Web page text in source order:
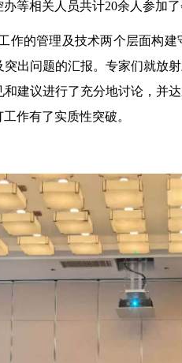
等相关人员共计20余人参加
作的管理及技术两个层面构建
出问题的汇报。专家们就放
建议进行了充分地讨论，并
作有了实质性突破。